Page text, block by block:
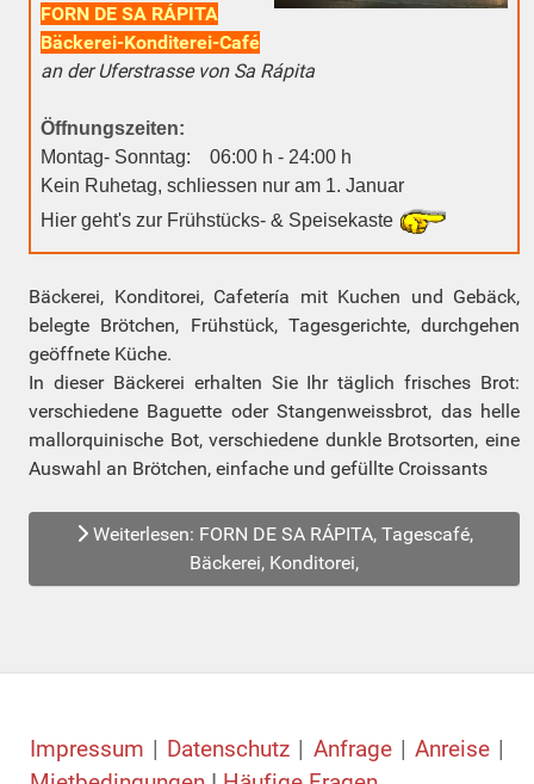
FORN DE SA RÁPITA
Bäckerei-Konditerei-Café
an der Uferstrasse von Sa Rápita
Öffnungszeiten:
Montag- Sonntag: 06:00 h - 24:00 h
Kein Ruhetag, schliessen nur am 1. Januar
Hier geht's zur Frühstücks- & Speisekaste
Bäckerei, Konditorei, Cafetería mit Kuchen und Gebäck,
belegte Brötchen, Frühstück, Tagesgerichte, durchgehen
geöffnete Küche.
In dieser Bäckerei erhalten Sie Ihr täglich frisches Brot:
verschiedene Baguette oder Stangenweissbrot, das helle
mallorquinische Bot, verschiedene dunkle Brotsorten, eine
Auswahl an Brötchen, einfache und gefüllte Croissants
Weiterlesen: FORN DE SA RÁPITA, Tagescafé,
Bäckerei, Konditorei,
Impressum | Datenschutz | Anfrage | Anreise |